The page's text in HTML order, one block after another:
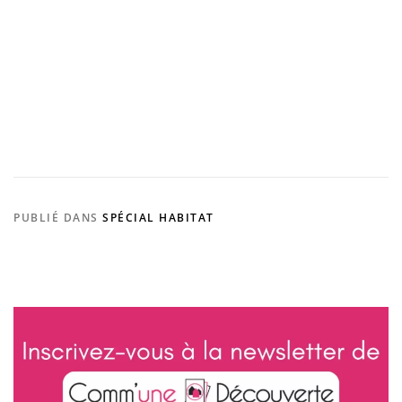
PUBLIÉ DANS SPÉCIAL HABITAT